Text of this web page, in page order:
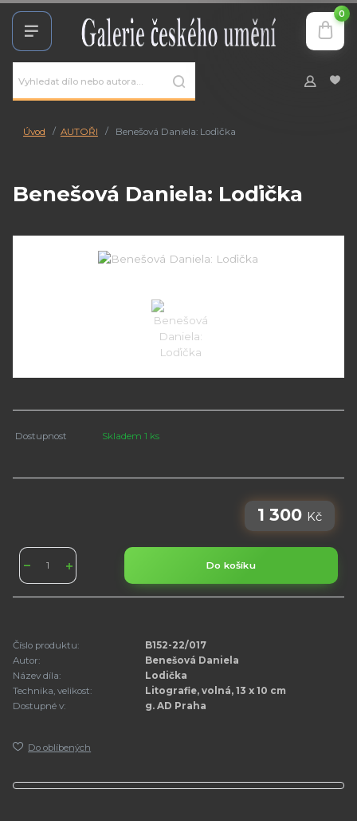
0
Úvod AUTOŘI Benešová Daniela: Loďička
Benešová Daniela: Loďička
Dostupnost Skladem 1 ks
1 300 Kč
Do košíku
Číslo produktu:
B152-22/017
Autor:
Benešová Daniela
Název díla:
Lodička
Technika, velikost:
Litografie, volná, 13 x 10 cm
Dostupné v:
g. AD Praha
Do oblíbených